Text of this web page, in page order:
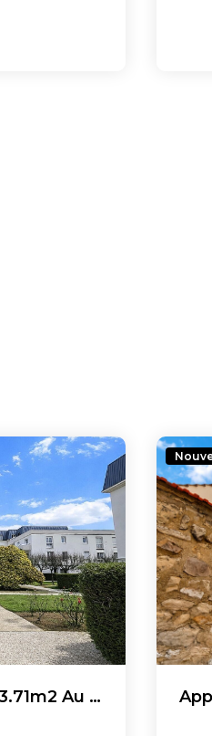
Appartement 2 Pièces 53.71m2 Au 2ème Étage Sans Ascenseur